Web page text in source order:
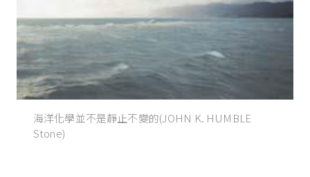
海洋化學並不是靜止不變的(JOHN K. HUMBLE
Stone)